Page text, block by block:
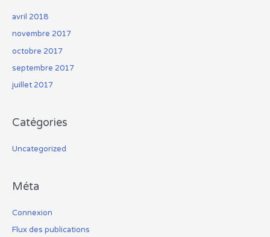
avril 2018
novembre 2017
octobre 2017
septembre 2017
juillet 2017
Catégories
Uncategorized
Méta
Connexion
Flux des publications